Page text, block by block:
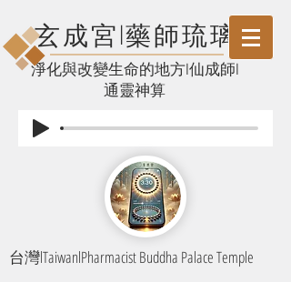
玄成宮l藥師琉璃
​淨化與改變生命的地方l仙成師l
通靈神算
台灣lTaiwanlPharmacist Buddha Palace Temple